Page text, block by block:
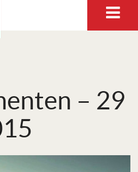
– 29